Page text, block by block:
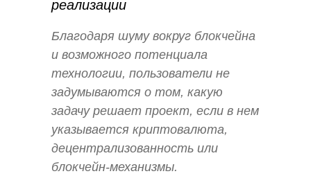
реализации
Благодаря шуму вокруг блокчейна
и возможного потенциала
технологии, пользователи не
задумываются о том, какую
задачу решает проект, если в нем
указывается криптовалюта,
децентрализованность или
блокчейн-механизмы.